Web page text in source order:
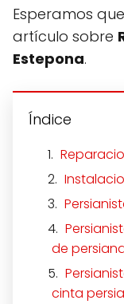
Esperamos
artículo sobre
Estepona.
Índice
de
cinta